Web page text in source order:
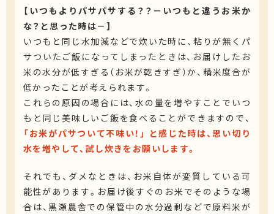
【いつもよりパサパサする？？－いつもと違うお米か
な？と思った時は－】
いつもと同じ水加減などで炊いた時に、粘りが無くパ
サついたご飯になってしまったときは、お届けしたお
米の水分が低すぎる（お米が乾きすぎ）か、精米度合が
低かったことが考えられます。
これらの原因の場合には、水の量を増やすことでいつ
もと同じ美味しいご飯を食べることができますので、
「お米がパサついて不味い！」 と感じた時は、思い切り
水を増やして、試し炊きをお願いします。
それでも、ダメなときは、お米自体が変質している可
能性があります。お届け後すぐのお米でそのような場
合は、黒瀬農舎での保管中の水分過剰などで原料米が